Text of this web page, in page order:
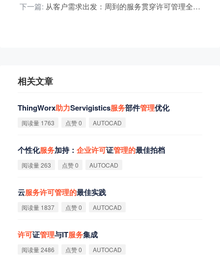
下一篇:
从客户需求出发：周到的服务贯穿许可管理全流程
相关文章
ThingWorx助力Servigistics服务部件管理优化
阅读量 1763 点赞 0 AUTOCAD
个性化服务加持： 企业许可证管理的最佳拍档
阅读量 263 点赞 0 AUTOCAD
云服务许可管理的最佳实践
阅读量 1837 点赞 0 AUTOCAD
许可证管理与IT服务集成
阅读量 2486 点赞 0 AUTOCAD